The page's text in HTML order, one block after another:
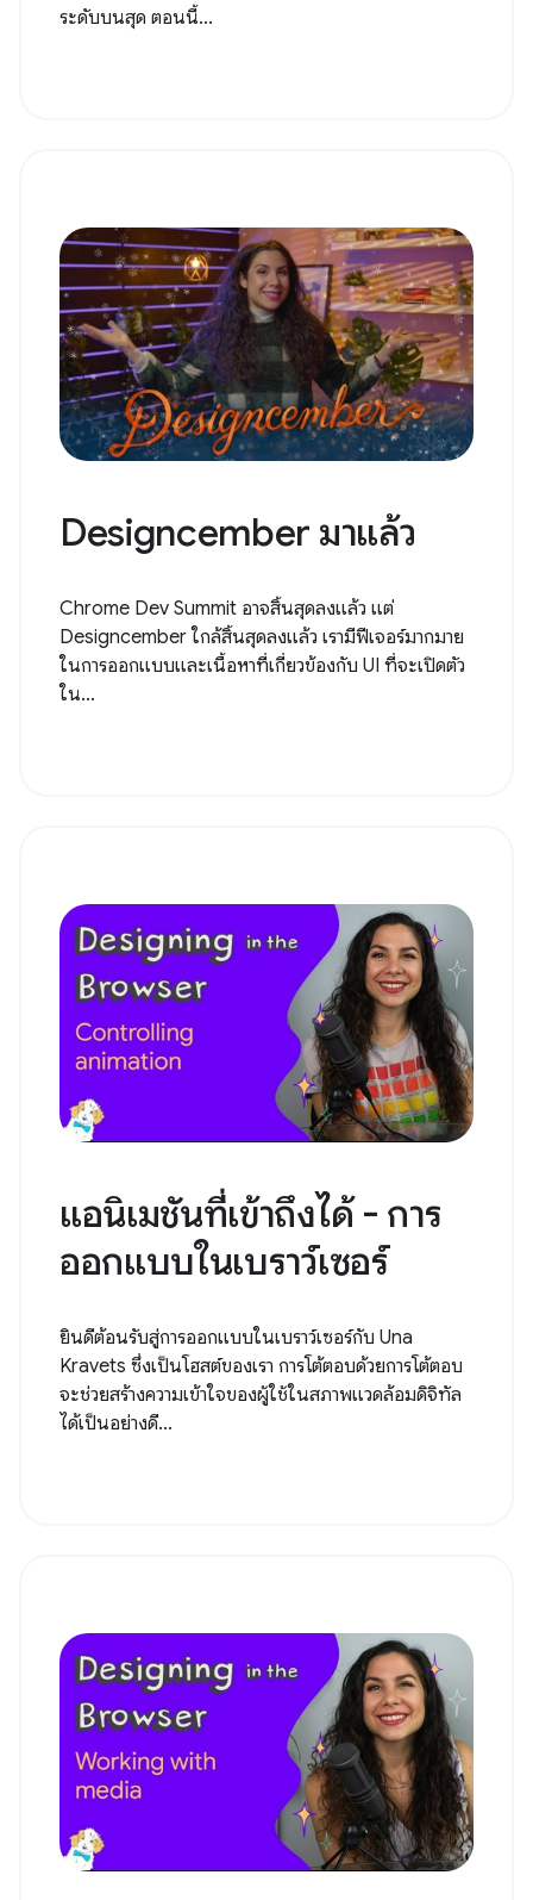
ระดับบนสุด ตอนนี้...
Designcember มาแล้ว
Chrome Dev Summit อาจสิ้นสุดลงแล้ว แต่
Designcember ใกล้สิ้นสุดลงแล้ว เรามีฟีเจอร์มากมาย
ในการออกแบบและเนื้อหาที่เกี่ยวข้องกับ UI ที่จะเปิดตัว
ใน...
แอนิเมชันที่เข้าถึงได้ - การ
ออกแบบในเบราว์เซอร์
ยินดีต้อนรับสู่การออกแบบในเบราว์เซอร์กับ Una
Kravets ซึ่งเป็นโฮสต์ของเรา การโต้ตอบด้วยการโต้ตอบ
จะช่วยสร้างความเข้าใจของผู้ใช้ในสภาพแวดล้อมดิจิทัล
ได้เป็นอย่างดี...